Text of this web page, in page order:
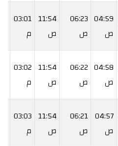
04:59
ص
06:23
ص
11:54
ص
03:01
م
04:58
ص
06:22
ص
11:54
ص
03:02
م
04:57
ص
06:21
ص
11:54
ص
03:03
م